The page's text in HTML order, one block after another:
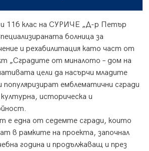
11б клас на СУРИЧЕ „Д-р Петър
болница за
и рехабилитация като част от
„Сградите от миналото – дом на
цели да насърчи младите
емблематични сгради
историческа и
е една от седемте сгради, които
в рамките на проекта, започнал
година и продължаващ и през